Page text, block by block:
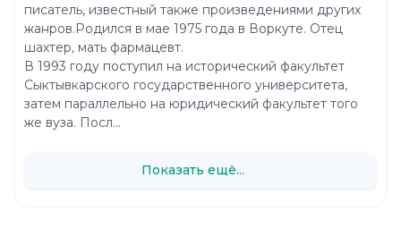
писатель, известный также произведениями других
жанров.Родился в мае 1975 года в Воркуте. Отец
шахтер, мать фармацевт.
В 1993 году поступил на исторический факультет
Сыктывкарского государственного университета,
затем параллельно на юридический факультет того
же вуза. Посл...
Показать ещё...